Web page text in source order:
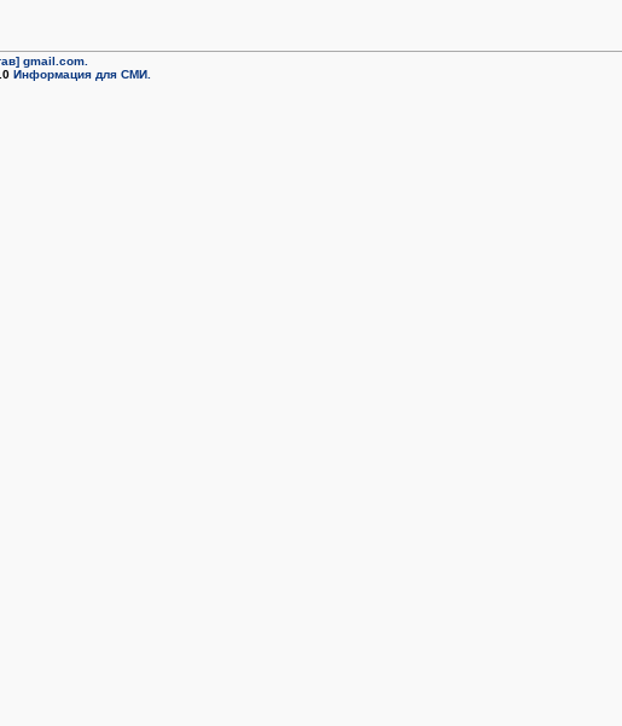
gmail.com.
Информация для СМИ.